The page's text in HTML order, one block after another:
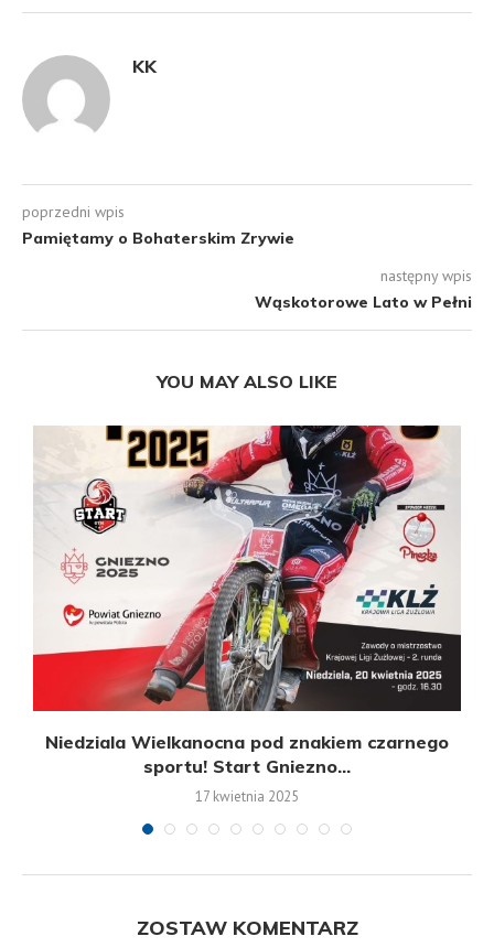
KK
poprzedni wpis
Pamiętamy o Bohaterskim Zrywie
następny wpis
Wąskotorowe Lato w Pełni
YOU MAY ALSO LIKE
Niedziala Wielkanocna pod znakiem czarnego
sportu! Start Gniezno...
17 kwietnia 2025
ZOSTAW KOMENTARZ